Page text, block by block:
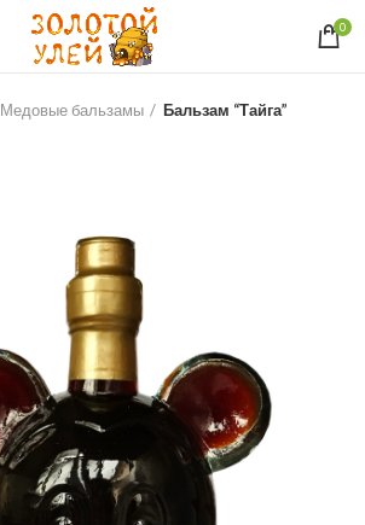
0
Медовые бальзамы Бальзам “Тайга”